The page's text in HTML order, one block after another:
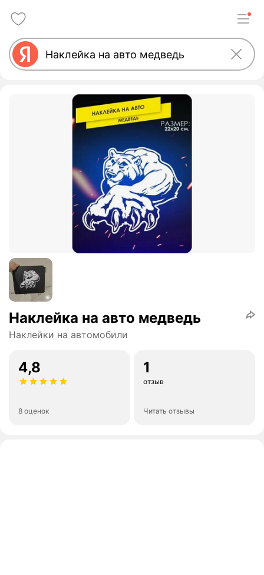
Наклейка на авто медведь
Наклейки на автомобили
4,8
8 оценок
1
отзыв
Читать отзывы